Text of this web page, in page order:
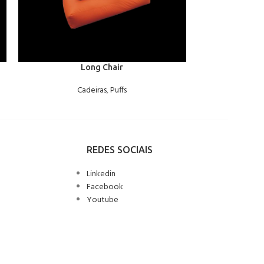
Long Chair
Cadeiras,Puffs
REDES SOCIAIS
Linkedin
Facebook
Youtube